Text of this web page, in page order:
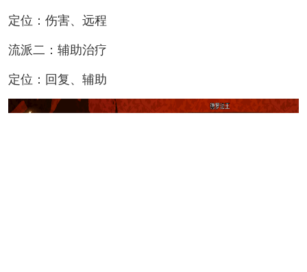
定位：伤害、远程
流派二：辅助治疗
定位：回复、辅助